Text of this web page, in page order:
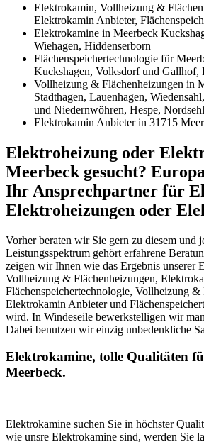
Elektrokamin, Vollheizung &
Elektrokamin Anbieter,
Elektrokamine in Meerbeck
Wiehagen, Hiddenserborn
Flächenspeichertechnologie für
Kuckshagen, Volksdorf und Gallhof,
Vollheizung & Flächenheizungen in
Stadthagen, Lauenhagen,
und Niedernwöhren, Hespe, Nordsehl
Elektrokamin Anbieter in 31715
Elektroheizung oder
Meerbeck gesucht?
Ihr Ansprechpartner für
Elektroheizungen oder
Vorher beraten wir Sie gern zu diesem und
Leistungsspektrum gehört erfahrene
zeigen wir Ihnen wie das Ergebnis unserer
Vollheizung & Flächenheizungen,
Flächenspeichertechnologie, Vollheizung &
Elektrokamin Anbieter und
wird. In Windeseile bewerkstelligen wir
Dabei benutzen wir einzig unbedenkliche
Elektrokamine, tolle Qualitäten
Meerbeck.
Elektrokamine suchen Sie in höchster
wie unsre Elektrokamine sind, werden Sie